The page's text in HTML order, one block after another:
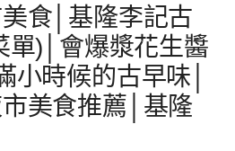
食│基隆李記古
單)│會爆漿花生醬
小時候的古早味│
美食推薦│基隆